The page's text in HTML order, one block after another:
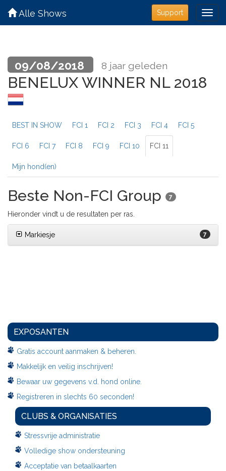
Support
Alle Shows
09/08/2018 8 jaar geleden
BENELUX WINNER NL 2018
BEST IN SHOW FCI 1 FCI 2 FCI 3 FCI 4 FCI 5
FCI 6 FCI 7 FCI 8 FCI 9 FCI 10 FCI 11
Mijn hond(en)
Beste Non-FCI Group 7
Hieronder vindt u de resultaten per ras.
Markiesje 7
EXPOSANTEN
Gratis account aanmaken & beheren.
Makkelijk en veilig inschrijven!
Bewaar uw gegevens v.d. hond online.
Registreren in slechts 60 seconden!
CLUBS & ORGANISATIES
Stressvrije administratie
Volledige show ondersteuning
Acceptatie van betaalkaarten